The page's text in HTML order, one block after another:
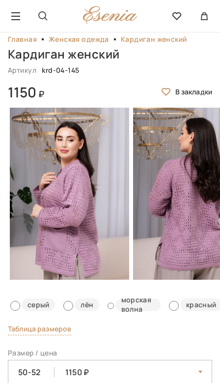
Главная Женская одежда Кардиган женский
Кардиган женский
Артикул krd-04-145
1150
серый лён
морская
волна
красный
Таблица размеров
Размер / цена
50-52 1150